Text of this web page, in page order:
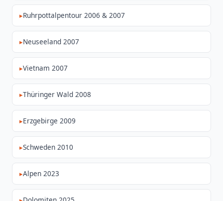
Ruhrpottalpentour 2006 & 2007
Neuseeland 2007
Vietnam 2007
Thüringer Wald 2008
Erzgebirge 2009
Schweden 2010
Alpen 2023